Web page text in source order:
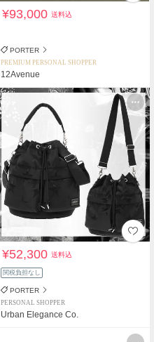
¥93,000送料込
PORTER
PREMIUM PERSONAL SHOPPER
12Avenue
¥52,300送料込
関税負担なし
PORTER
PERSONAL SHOPPER
Urban Elegance Co.